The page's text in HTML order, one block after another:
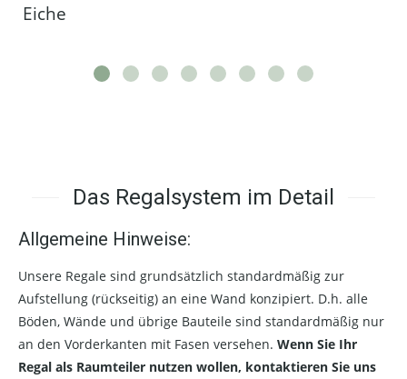
Eiche
Das Regalsystem im Detail
Allgemeine Hinweise:
Unsere Regale sind grundsätzlich standardmäßig zur
Aufstellung (rückseitig) an eine Wand konzipiert. D.h. alle
Böden, Wände und übrige Bauteile sind standardmäßig nur
an den Vorderkanten mit Fasen versehen. Wenn Sie Ihr
Regal als Raumteiler nutzen wollen, kontaktieren Sie uns